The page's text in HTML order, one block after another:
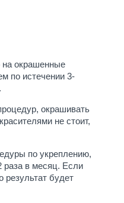
окрашенные
по истечении 3-
окрашивать
не стоит,
по укреплению,
раза в месяц. Если
результат будет